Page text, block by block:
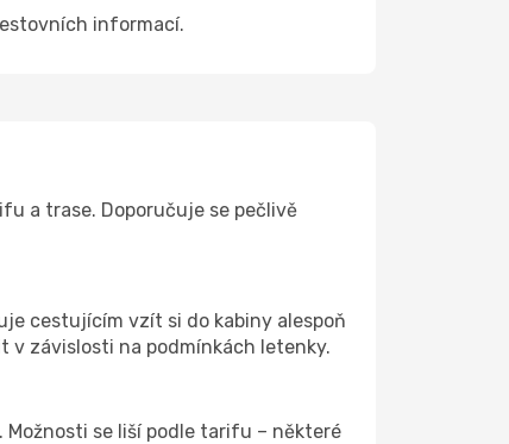
informací.
a trase. Doporučuje se pečlivě
cestujícím vzít si do kabiny alespoň
v závislosti na podmínkách letenky.
se liší podle tarifu – některé